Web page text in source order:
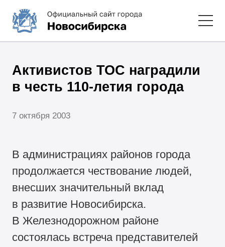
Активистов ТОС наградили
в честь 110-летия города
7 октября 2003
В администрациях районов города
продолжается чествование людей,
внесших значительный вклад
в развитие Новосибирска.
В Железнодорожном районе
состоялась встреча представителей